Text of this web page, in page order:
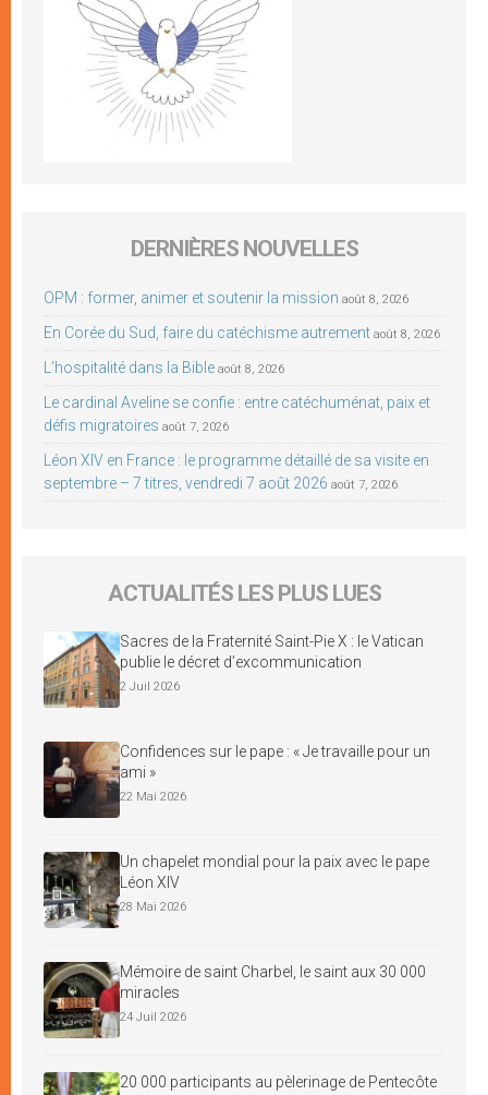
DERNIÈRES NOUVELLES
OPM : former, animer et soutenir la mission août 8, 2026
En Corée du Sud, faire du catéchisme autrement août 8, 2026
L’hospitalité dans la Bible août 8, 2026
Le cardinal Aveline se confie : entre catéchuménat, paix et
défis migratoires août 7, 2026
Léon XIV en France : le programme détaillé de sa visite en
septembre – 7 titres, vendredi 7 août 2026 août 7, 2026
ACTUALITÉS LES PLUS LUES
Sacres de la Fraternité Saint-Pie X : le Vatican
publie le décret d’excommunication
2 Juil 2026
Confidences sur le pape : « Je travaille pour un
ami »
22 Mai 2026
Un chapelet mondial pour la paix avec le pape
Léon XIV
28 Mai 2026
Mémoire de saint Charbel, le saint aux 30 000
miracles
24 Juil 2026
20 000 participants au pèlerinage de Pentecôte